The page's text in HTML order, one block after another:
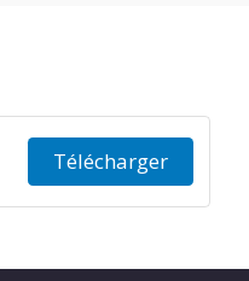
Télécharger